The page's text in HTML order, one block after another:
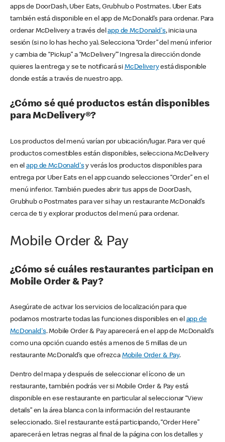
apps de DoorDash, Uber Eats, Grubhub o Postmates. Uber Eats
también está disponible en el app de McDonald’s para ordenar. Para
ordenar McDelivery a través delapp de McDonald's, inicia una
sesión (si no lo has hecho ya). Selecciona “Order” del menú inferior
y cambia de “Pickup” a “McDelivery’” Ingresa la dirección donde
quieres la entrega y se te notificará si McDeliveryestá disponible
donde estás a través de nuestro app.
¿Cómo sé qué productos están disponibles
para McDelivery®?
Los productos del menú varían por ubicación/lugar. Para ver qué
productos comestibles están disponibles, selecciona McDelivery
en elapp de McDonald'sy verás los productos disponibles para
entrega por Uber Eats en el app cuando selecciones “Order” en el
menú inferior. También puedes abrir tus apps de DoorDash,
Grubhub o Postmates para ver si hay un restaurante McDonald’s
cerca de ti y explorar productos del menú para ordenar.
Mobile Order & Pay
¿Cómo sé cuáles restaurantes participan en
Mobile Order & Pay?
Asegúrate de activar los servicios de localización para que
podamos mostrarte todas las funciones disponibles en el app de
McDonald's. Mobile Order & Pay aparecerá en el app de McDonald’s
como una opción cuando estés a menos de 5 millas de un
restaurante McDonald’s que ofrezca Mobile Order & Pay.
Dentro del mapa y después de seleccionar el ícono de un
restaurante, también podrás ver si Mobile Order & Pay está
disponible en ese restaurante en particular al seleccionar “View
details” en la área blanca con la información del restaurante
seleccionado. Si el restaurante está participando, “Order Here”
aparecerá en letras negras al final de la página con los detalles y